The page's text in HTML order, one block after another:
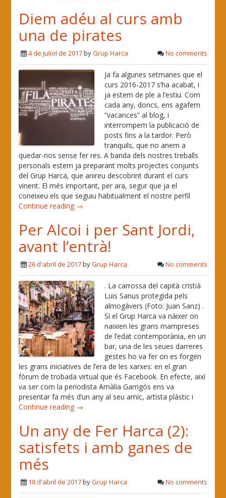
Diem adéu al curs amb
una de pirates
4 de juliol de 2017byGrup Harca No comments
Ja fa algunes setmanes que el
curs 2016-2017 s’ha acabat, i
ja estem de ple a l’estiu. Com
cada any, doncs, ens agafem
“vacances” al blog, i
interrompem la publicació de
posts fins a la tardor. Però
tranquils, que no anem a
quedar-nos sense fer res. A banda dels nostres treballs
personals estem ja preparant molts projectes conjunts
del Grup Harca, que anireu descobrint durant el curs
vinent. El més important, per ara, segur que ja el
coneixeu els que seguiu habitualment el nostre perfil
Continue reading →
Per Alcoi i per Sant Jordi,
avant l’entrà!
26 d'abril de 2017byGrup Harca No comments
. La carrossa del capità cristià
Luis Sanus protegida pels
almogàvers (Foto: Juan Sanz) .
Si el Grup Harca va nàixer on
naixien les grans mampreses
de l’edat contemporània, en un
bar, una de les seues darreres
gestes ho va fer on es forgen
les grans iniciatives de l’era de les xarxes: en el gran
fòrum de trobada virtual que és Facebook. En efecte, així
va ser com la periodista Amàlia Garrigós ens va
presentar fa més d’un any al seu amic, artista plàstic i
Continue reading →
Un any de Fer Harca (2):
satisfets i amb ganes de
més
18 d'abril de 2017byGrup Harca No comments